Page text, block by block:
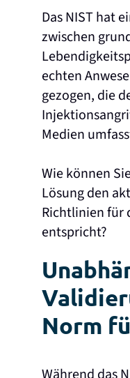
Das NIST hat
zwischen
echten
gezogen, die
Medien
Wie können
Lösung den
Richtlinien für
entspricht?
Norm